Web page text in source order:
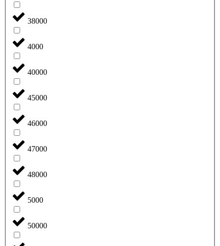
38000
4000
40000
45000
46000
47000
48000
5000
50000